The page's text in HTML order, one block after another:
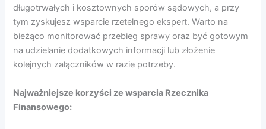
długotrwałych i kosztownych sporów sądowych, a przy
tym zyskujesz wsparcie rzetelnego ekspert. Warto na
bieżąco monitorować przebieg sprawy oraz być gotowym
na udzielanie dodatkowych informacji lub złożenie
kolejnych załączników w razie potrzeby.
Najważniejsze korzyści ze wsparcia Rzecznika
Finansowego: